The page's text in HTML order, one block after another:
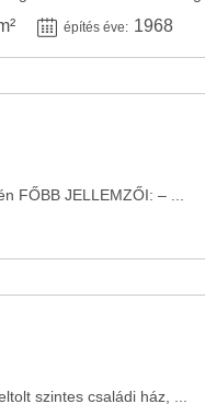
építés éve: 1968
FŐBB JELLEMZŐI: – ...
szintes családi ház, ...